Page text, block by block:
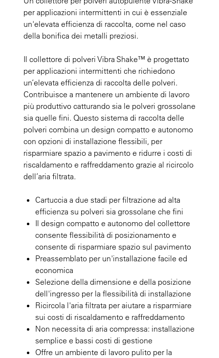
per applicazioni intermittenti in cui è essenziale
un'elevata efficienza di raccolta, come nel caso
della bonifica dei metalli preziosi.
Il collettore di polveri Vibra Shake™ è progettato
per applicazioni intermittenti che richiedono
un’elevata efficienza di raccolta delle polveri.
Contribuisce a mantenere un ambiente di lavoro
più produttivo catturando sia le polveri grossolane
sia quelle fini. Questo sistema di raccolta delle
polveri combina un design compatto e autonomo
con opzioni di installazione flessibili, per
risparmiare spazio a pavimento e ridurre i costi di
riscaldamento e raffreddamento grazie al ricircolo
dell’aria filtrata.
Cartuccia a due stadi per filtrazione ad alta
efficienza su polveri sia grossolane che fini
Il design compatto e autonomo del collettore
consente flessibilità di posizionamento e
consente di risparmiare spazio sul pavimento
Preassemblato per un'installazione facile ed
economica
Selezione della dimensione e della posizione
dell'ingresso per la flessibilità di installazione
Ricircola l'aria filtrata per aiutare a risparmiare
sui costi di riscaldamento e raffreddamento
Non necessita di aria compressa: installazione
semplice e bassi costi di gestione
Offre un ambiente di lavoro pulito per la